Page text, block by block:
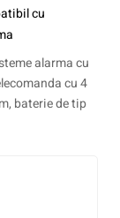
cu
alarma cu
cu 4
baterie de tip